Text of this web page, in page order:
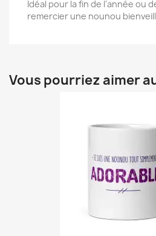
Idéal pour la fin de l'année ou
remercier une nounou
Vous pourriez aimer